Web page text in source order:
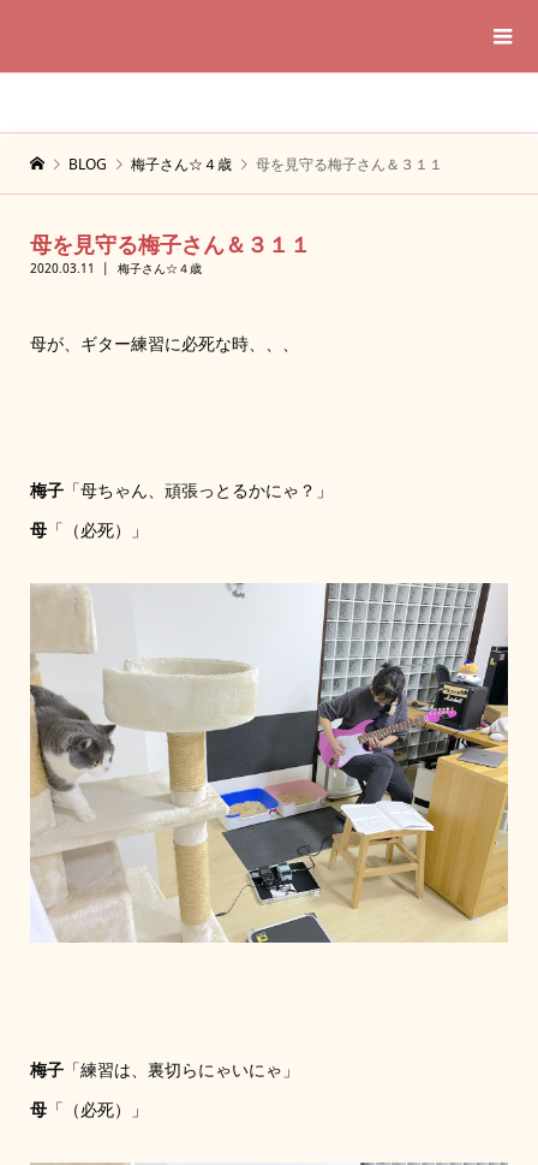
BLOG 梅子さん☆４歳 母を見守る梅子さん＆３１１
母を見守る梅子さん＆３１１
2020.03.11 梅子さん☆４歳
母が、ギター練習に必死な時、、、
梅子「母ちゃん、頑張っとるかにゃ？」
母「（必死）」
梅子「練習は、裏切らにゃいにゃ」
母「（必死）」